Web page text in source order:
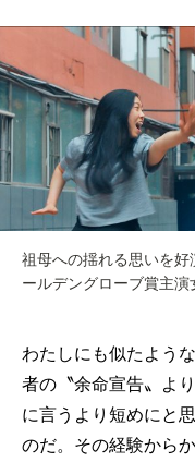
祖母への揺れる思いを
ールデングローブ賞主演
わたしにも似たよう
者の〝余命宣告〟よ
に言うより短めにと
のだ。その経験から